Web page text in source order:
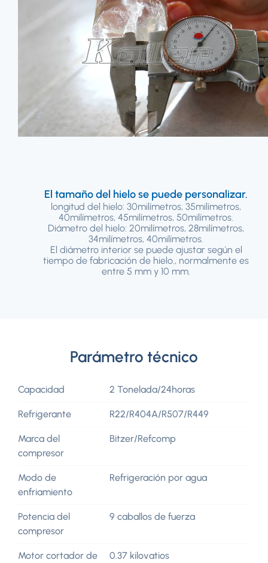
El tamaño del hielo se puede personalizar.
longitud del hielo: 30milímetros, 35milímetros,
40milímetros, 45milímetros, 50milímetros.
Diámetro del hielo: 20milímetros, 28milímetros,
34milímetros, 40milímetros.
El diámetro interior se puede ajustar según el
tiempo de fabricación de hielo., normalmente es
entre 5 mm y 10 mm.
Parámetro técnico
Capacidad 2 Tonelada/24horas
Refrigerante R22/R404A/R507/R449
Marca del
compresor
Bitzer/Refcomp
Modo de
enfriamiento
Refrigeración por agua
Potencia del
compresor
9 caballos de fuerza
Motor cortador de
0.37 kilovatios